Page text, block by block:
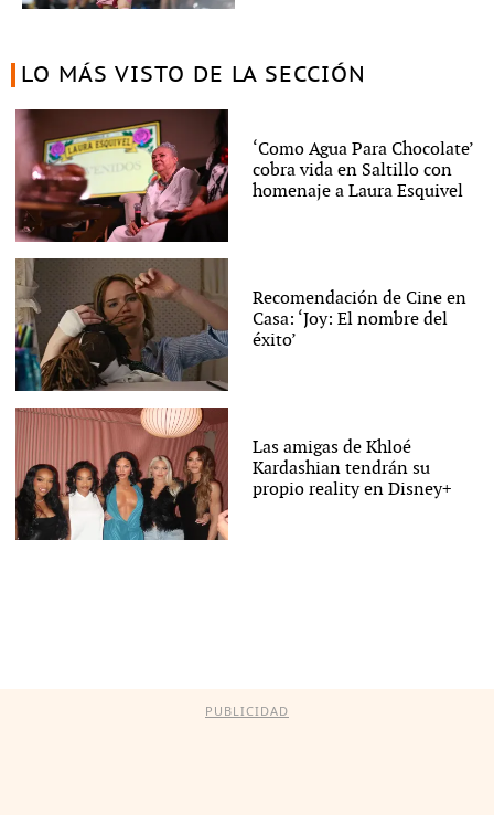
LO MÁS VISTO DE LA SECCIÓN
‘Como Agua Para Chocolate’
cobra vida en Saltillo con
homenaje a Laura Esquivel
Recomendación de Cine en
Casa: ‘Joy: El nombre del
éxito’
Las amigas de Khloé
Kardashian tendrán su
propio reality en Disney+
PUBLICIDAD